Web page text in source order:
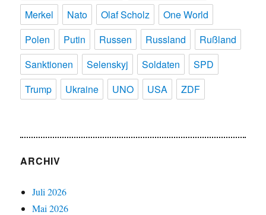
Merkel
Nato Olaf Scholz
One World
Polen
Putin Russen Russland
Rußland
Sanktionen
Selenskyj Soldaten
SPD
Trump
Ukraine UNO USA ZDF
ARCHIV
Juli 2026
Mai 2026